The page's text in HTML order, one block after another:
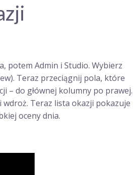
potem Admin i Studio. Wybierz
Teraz przeciągnij pola, które
– do głównej kolumny po prawej.
wdroż. Teraz lista okazji pokazuje
oceny dnia.